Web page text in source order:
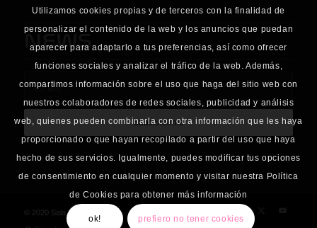
NEWS
© 2020 Sala Planta Baja
Utilizamos cookies propias y de terceros con la finalidad de
personalizar el contenido de la web y los anuncios que puedan
aparecer para adaptarlo a tus preferencias, así como ofrecer
funciones sociales y analizar el tráfico de la web. Además,
compartimos información sobre el uso que haga del sitio web con
nuestros colaboradores de redes sociales, publicidad y análisis
web, quienes pueden combinarla con otra información que les haya
proporcionado o que hayan recopilado a partir del uso que haya
hecho de sus servicios. Igualmente, puedes modificar tus opciones
de consentimiento en cualquier momento y visitar nuestra Política
de Cookies para obtener más información
ok! prefiero no tener cookies